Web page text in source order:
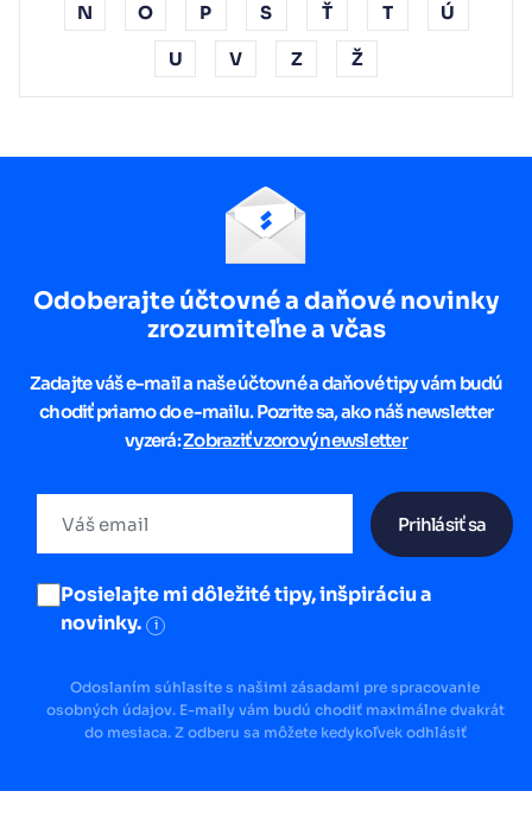
N O P S Ť T Ú
U V Z Ž
Odoberajte účtovné a daňové novinky
zrozumiteľne a včas
Zadajte váš e-mail a naše účtovné a daňové tipy vám budú
chodiť priamo do e-mailu. Pozrite sa, ako náš newsletter
vyzerá:Zobraziť vzorový newsletter
Prihlásiť sa
Posielajte mi dôležité tipy, inšpiráciu a
novinky.
i
Odoslaním súhlasíte s našimi zásadami pre spracovanie
osobných údajov. E-maily vám budú chodiť maximálne dvakrát
do mesiaca. Z odberu sa môžete kedykoľvek odhlásiť